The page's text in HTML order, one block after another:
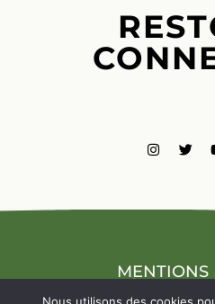
MENTIONS